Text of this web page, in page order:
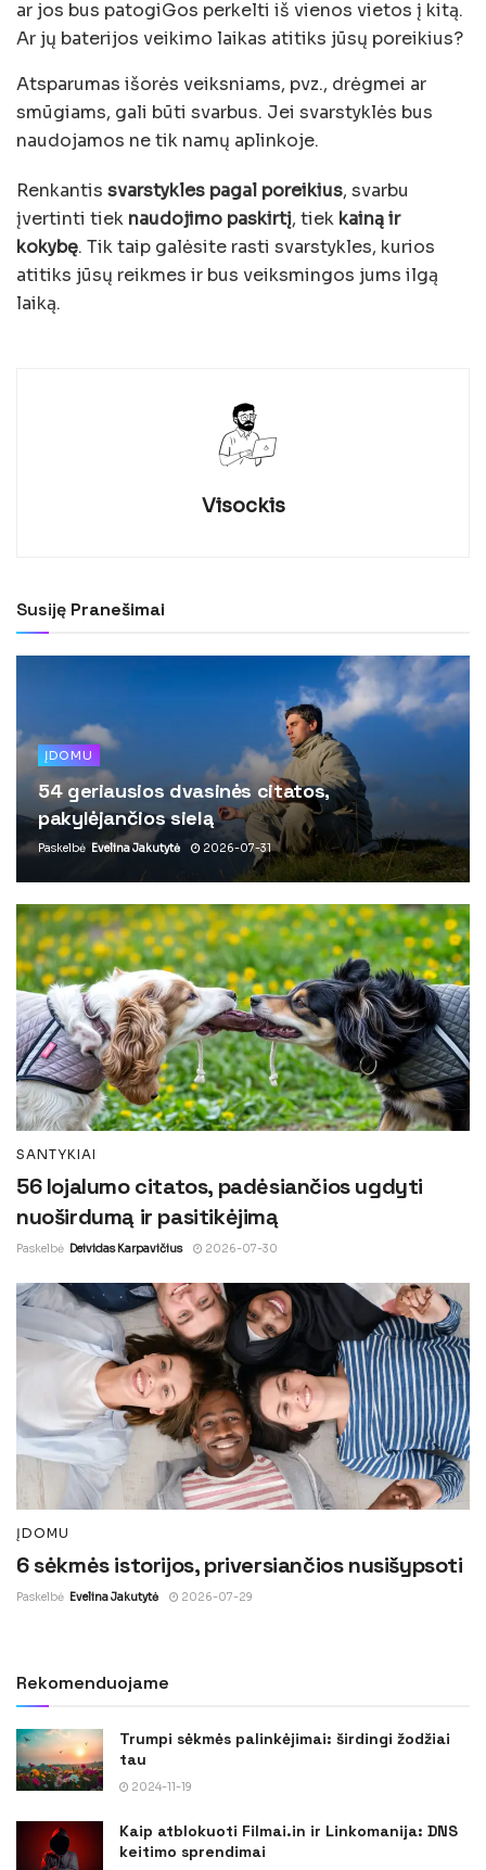
ar jos bus patogiGos perkelti iš vienos vietos į kitą.
Ar jų baterijos veikimo laikas atitiks jūsų poreikius?
Atsparumas išorės veiksniams, pvz., drėgmei ar
smūgiams, gali būti svarbus. Jei svarstyklės bus
naudojamos ne tik namų aplinkoje.
Renkantis svarstykles pagal poreikius, svarbu
įvertinti tiek naudojimo paskirtį, tiek kainą ir
kokybę. Tik taip galėsite rasti svarstykles, kurios
atitiks jūsų reikmes ir bus veiksmingos jums ilgą
laiką.
Visockis
Susiję Pranešimai
ĮDOMU
54 geriausios dvasinės citatos,
pakylėjančios sielą
Paskelbė Evelina Jakutytė 2026-07-31
SANTYKIAI
56 lojalumo citatos, padėsiančios ugdyti
nuoširdumą ir pasitikėjimą
Paskelbė Deividas Karpavičius 2026-07-30
ĮDOMU
6 sėkmės istorijos, priversiančios nusišypsoti
Paskelbė Evelina Jakutytė 2026-07-29
Rekomenduojame
Trumpi sėkmės palinkėjimai: širdingi žodžiai
tau
2024-11-19
Kaip atblokuoti Filmai.in ir Linkomanija: DNS
keitimo sprendimai